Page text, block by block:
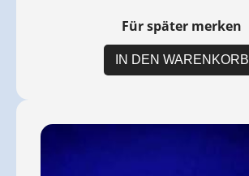
Für später merken
IN DEN WARENKORB